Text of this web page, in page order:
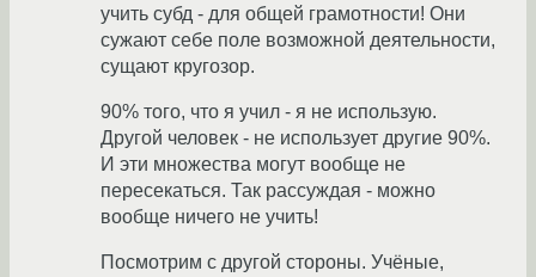
учить субд - для общей грамотности! Они
сужают себе поле возможной деятельности,
сущают кругозор.
90% того, что я учил - я не использую.
Другой человек - не использует другие 90%.
И эти множества могут вообще не
пересекаться. Так рассуждая - можно
вообще ничего не учить!
Посмотрим с другой стороны. Учёные,